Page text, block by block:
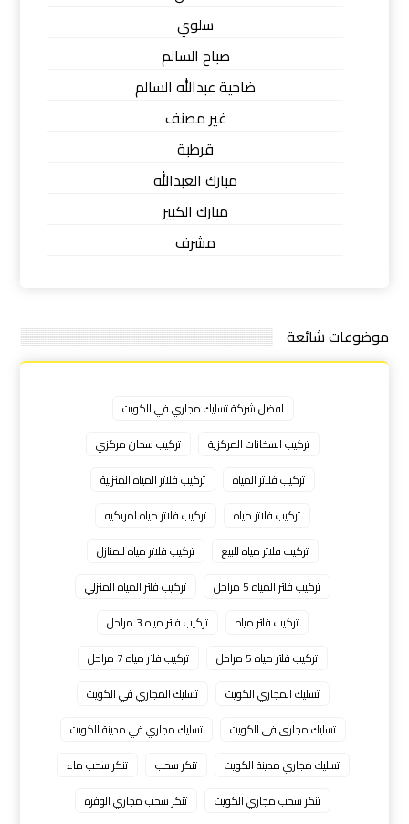
سلوي
صباح السالم
ضاحية عبدالله السالم
غير مصنف
قرطبة
مبارك العبدالله
مبارك الكبير
مشرف
موضوعات شائعة
افضل شركة تسليك مجاري في الكويت
تركيب السخانات المركزية
تركيب سخان مركزي
تركيب فلاتر المياه
تركيب فلاتر المياه المنزلية
تركيب فلاتر مياه
تركيب فلاتر مياه امريكيه
تركيب فلاتر مياه للبيع
تركيب فلاتر مياه للمنازل
تركيب فلتر المياه 5 مراحل
تركيب فلتر المياه المنزلي
تركيب فلتر مياه
تركيب فلتر مياه 3 مراحل
تركيب فلتر مياه 5 مراحل
تركيب فلتر مياه 7 مراحل
تسليك المجاري الكويت
تسليك المجاري في الكويت
تسليك مجارى فى الكويت
تسليك مجاري في مدينة الكويت
تسليك مجاري مدينة الكويت
تنكر سحب
تنكر سحب ماء
تنكر سحب مجاري الكويت
تنكر سحب مجاري الوفره